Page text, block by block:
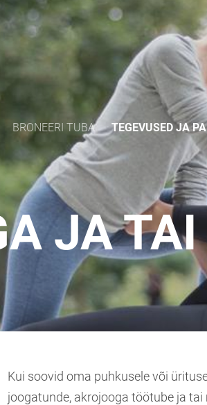
BRONEERI TUBA TEGEVUSED JA
JA
Kui soovid oma puhkusele või
joogatunde, akrojooga töötube ja tai